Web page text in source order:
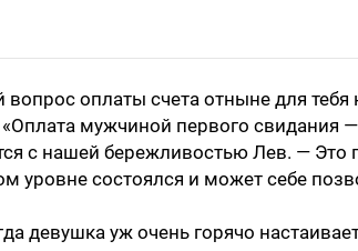
оплаты счета отныне для тебя
«Оплата мужчиной первого свидания
с нашей бережливостью Лев. — Это
уровне состоялся и может себе
девушка уж очень горячо